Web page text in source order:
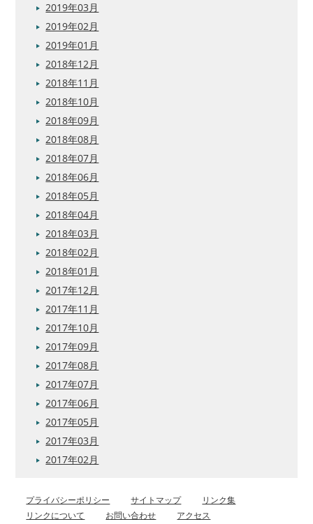
2019年03月
2019年02月
2019年01月
2018年12月
2018年11月
2018年10月
2018年09月
2018年08月
2018年07月
2018年06月
2018年05月
2018年04月
2018年03月
2018年02月
2018年01月
2017年12月
2017年11月
2017年10月
2017年09月
2017年08月
2017年07月
2017年06月
2017年05月
2017年03月
2017年02月
プライバシーポリシー サイトマップ
リンク集
リンクについて
お問い合わせ アクセス